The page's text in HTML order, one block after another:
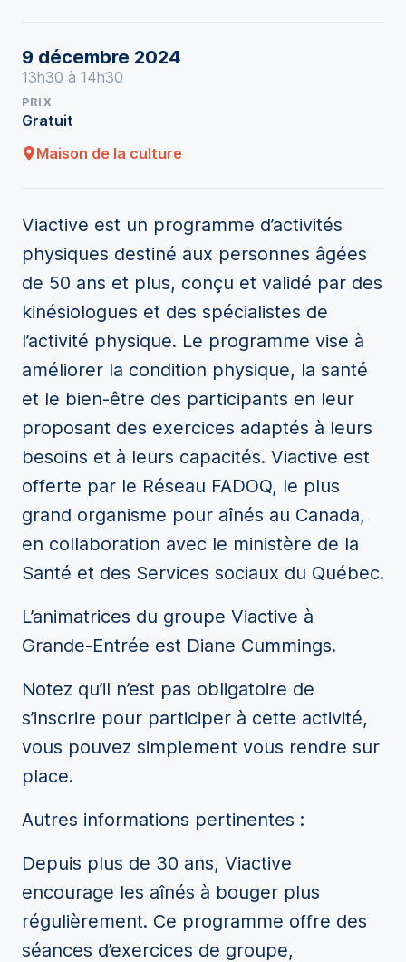
9 décembre 2024
13h30 à 14h30
PRIX
Gratuit
Maison de la culture
Viactive est un programme d’activités
physiques destiné aux personnes âgées
de 50 ans et plus, conçu et validé par des
kinésiologues et des spécialistes de
l’activité physique. Le programme vise à
améliorer la condition physique, la santé
et le bien-être des participants en leur
proposant des exercices adaptés à leurs
besoins et à leurs capacités. Viactive est
offerte par le Réseau FADOQ, le plus
grand organisme pour aînés au Canada,
en collaboration avec le ministère de la
Santé et des Services sociaux du Québec.
L’animatrices du groupe Viactive à
Grande-Entrée est Diane Cummings.
Notez qu’il n’est pas obligatoire de
s’inscrire pour participer à cette activité,
vous pouvez simplement vous rendre sur
place.
Autres informations pertinentes :
Depuis plus de 30 ans, Viactive
encourage les aînés à bouger plus
régulièrement. Ce programme offre des
séances d’exercices de groupe,